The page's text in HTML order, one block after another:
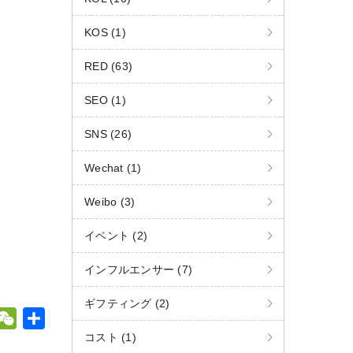
W
KOS (1)
RED (63)
SEO (1)
SNS (26)
Wechat (1)
Weibo (3)
イベント (2)
インフルエンサー (7)
ギフティング (2)
コスト (1)